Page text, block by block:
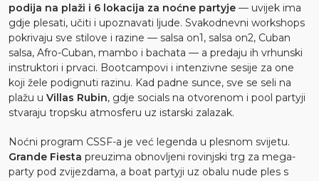
podija na plaži i 6 lokacija za noćne partyje — uvijek ima
gdje plesati, učiti i upoznavati ljude. Svakodnevni workshops
pokrivaju sve stilove i razine — salsa on1, salsa on2, Cuban
salsa, Afro-Cuban, mambo i bachata — a predaju ih vrhunski
instruktori i prvaci. Bootcampovi i intenzivne sesije za one
koji žele podignuti razinu. Kad padne sunce, sve se seli na
plažu u Villas Rubin, gdje socials na otvorenom i pool partyji
stvaraju tropsku atmosferu uz istarski zalazak.
Noćni program CSSF-a je već legenda u plesnom svijetu.
Grande Fiesta preuzima obnovljeni rovinjski trg za mega-
party pod zvijezdama, a boat partyji uz obalu nude ples s